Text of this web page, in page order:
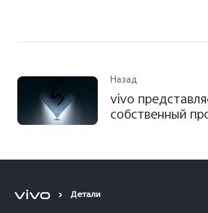
Назад
vivo
собственный
Детали